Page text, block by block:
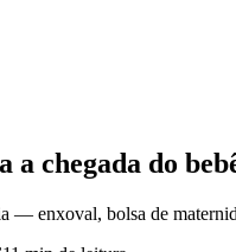
a chegada do
— enxoval, bolsa de